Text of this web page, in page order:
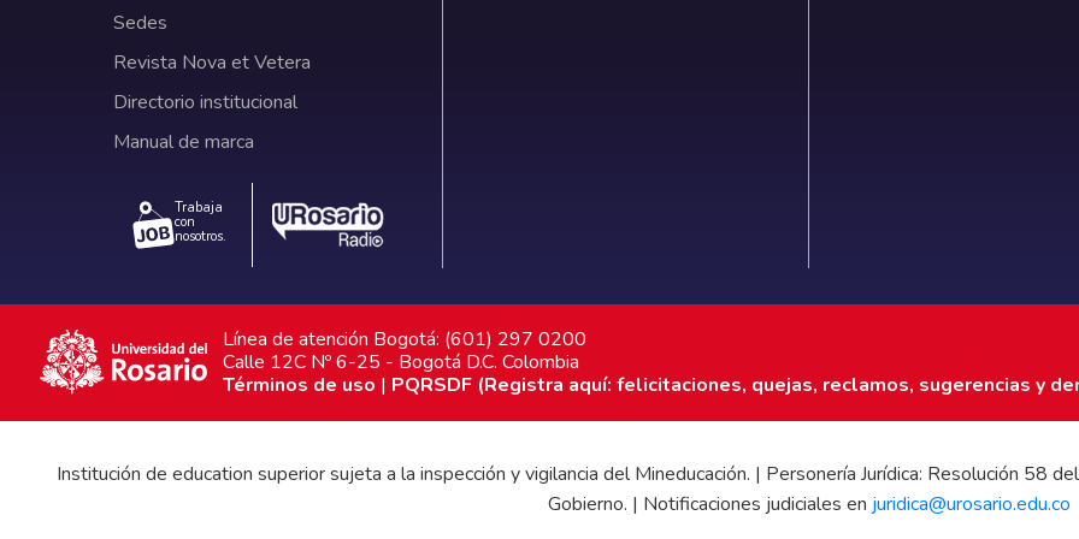
Sedes
Revista Nova et Vetera
Directorio institucional
Manual de marca
Trabaja
con
nosotros.
Línea de atención Bogotá: (601) 297 0200
Calle 12C Nº 6-25 - Bogotá D.C. Colombia
Términos de uso | PQRSDF (Registra aquí: felicitaciones, quejas, reclamos, sugerencias y
Institución de education superior sujeta a la inspección y vigilancia del Mineducación. | Personería Jurídica: Resolución
Gobierno. | Notificaciones judiciales en juridica@urosario.edu.co